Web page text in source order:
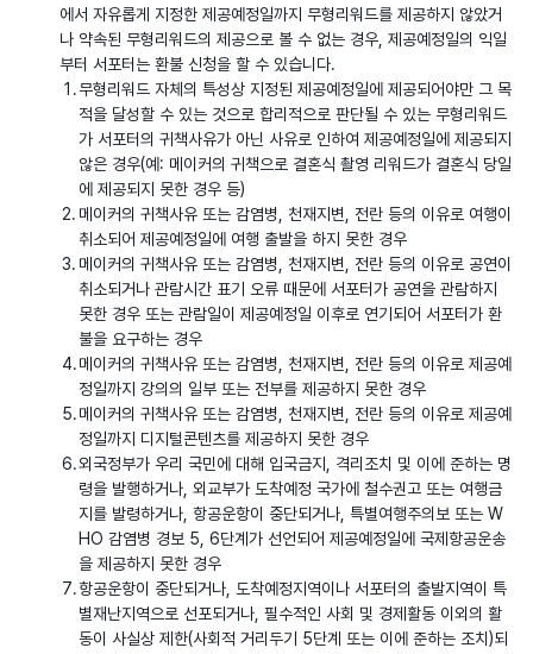
에서 자유롭게 지정한 제공예정일까지 무형리워드를 제공하지 않았거
나 약속된 무형리워드의 제공으로 볼 수 없는 경우, 제공예정일의 익일
부터 서포터는 환불 신청을 할 수 있습니다.
무형리워드 자체의 특성상 지정된 제공예정일에 제공되어야만 그 목
적을 달성할 수 있는 것으로 합리적으로 판단될 수 있는 무형리워드
가 서포터의 귀책사유가 아닌 사유로 인하여 제공예정일에 제공되지
않은 경우(예: 메이커의 귀책으로 결혼식 촬영 리워드가 결혼식 당일
에 제공되지 못한 경우 등)
메이커의 귀책사유 또는 감염병, 천재지변, 전란 등의 이유로 여행이
취소되어 제공예정일에 여행 출발을 하지 못한 경우
메이커의 귀책사유 또는 감염병, 천재지변, 전란 등의 이유로 공연이
취소되거나 관람시간 표기 오류 때문에 서포터가 공연을 관람하지
못한 경우 또는 관람일이 제공예정일 이후로 연기되어 서포터가 환
불을 요구하는 경우
메이커의 귀책사유 또는 감염병, 천재지변, 전란 등의 이유로 제공예
정일까지 강의의 일부 또는 전부를 제공하지 못한 경우
메이커의 귀책사유 또는 감염병, 천재지변, 전란 등의 이유로 제공예
정일까지 디지털콘텐츠를 제공하지 못한 경우
외국정부가 우리 국민에 대해 입국금지, 격리조치 및 이에 준하는 명
령을 발행하거나, 외교부가 도착예정 국가에 철수권고 또는 여행금
지를 발령하거나, 항공운항이 중단되거나, 특별여행주의보 또는 W
HO 감염병 경보 5, 6단계가 선언되어 제공예정일에 국제항공운송
을 제공하지 못한 경우
항공운항이 중단되거나, 도착예정지역이나 서포터의 출발지역이 특
별재난지역으로 선포되거나, 필수적인 사회 및 경제활동 이외의 활
동이 사실상 제한(사회적 거리두기 5단계 또는 이에 준하는 조치)되